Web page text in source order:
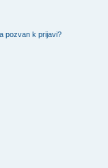
pozvan k prijavi?